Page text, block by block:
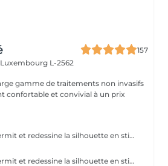
157
Luxembourg L-2562
gamme de traitements non invasifs
confortable et convivial à un prix
Le LASER-6D lisse, raffermit et redessine la silhouette en stimulant la peau en profondeur pour atténuer visiblement la cellulite. La LUMINOTHÉRAPIE du visage consiste à exposer la peau à des lumières LED afin de stimuler le renouvellement cellulaire et améliorer l'éclat du teint.
Le LASER-6D lisse, raffermit et redessine la silhouette en stimulant la peau en profondeur pour atténuer visiblement la cellulite.